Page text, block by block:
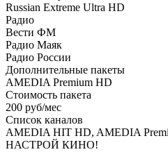
Russian Extreme Ultra HD
Радио
Вести ФМ
Радио Маяк
Радио России
Дополнительные пакеты
AMEDIA Premium HD
Стоимость пакета
200 руб/мес
Список каналов
AMEDIA HIT HD, AMEDIA
НАСТРОЙ КИНО!